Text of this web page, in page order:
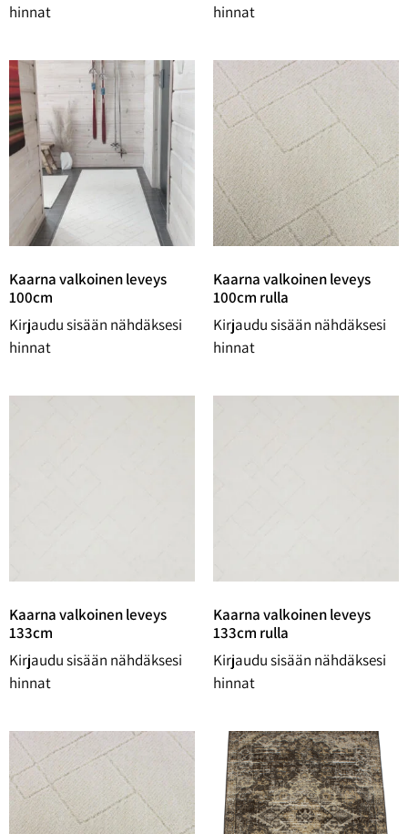
hinnat
hinnat
Kaarna valkoinen leveys
100cm
Kirjaudu sisään nähdäksesi
hinnat
Kaarna valkoinen leveys
100cm rulla
Kirjaudu sisään nähdäksesi
hinnat
Kaarna valkoinen leveys
133cm
Kirjaudu sisään nähdäksesi
hinnat
Kaarna valkoinen leveys
133cm rulla
Kirjaudu sisään nähdäksesi
hinnat